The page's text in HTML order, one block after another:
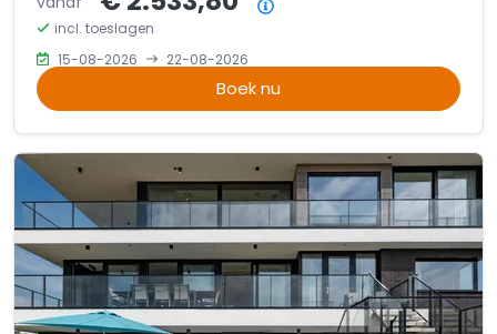
incl. toeslagen
15-08-2026
22-08-2026
Boek nu